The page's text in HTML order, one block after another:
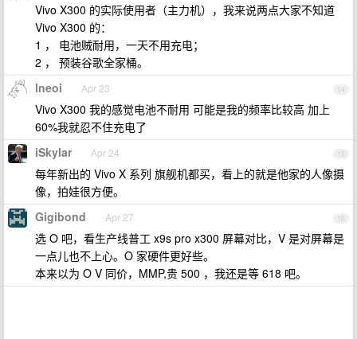
Vivo X300 的实际使用者（主力机），我来说两点大家不知道
Vivo X300 的：
1 ， 电池贼耐用，一天不用充电；
2 ， 预装谷歌全家桶。
14
lneoi Apr 23
Vivo X300 我的感觉电池不耐用 可能是我的频率比较高 加上
60%我就忍不住充电了
15
iSkylar Apr 24
每年新出的 Vivo X 系列 旗舰机都买，看上的就是他家的人像摄
像，拍娃很方便。
16
Gigibond Apr 27
选 O 吧，看生产线普工 x9s pro x300 屏幕对比，V 是对屏幕是
一点儿也不上心。O 家硬件更好些。
本来以为 O V 同价，MMP,贵 500 ，我还是等 618 吧。